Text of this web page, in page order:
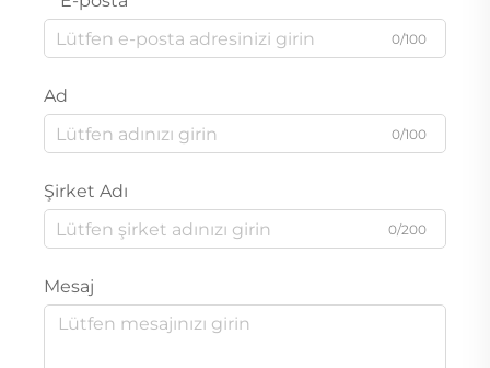
0/100
Ad
0/100
Şirket Adı
0/200
Mesaj